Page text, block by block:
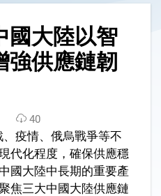
國大陸以智
強供應鏈韌
40
疫情、俄烏戰爭等不
代化程度，確保供應穩
國大陸中長期的重要產
焦三大中國大陸供應鏈